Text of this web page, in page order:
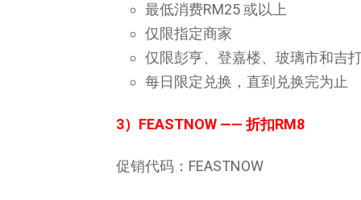
最低消费RM25 或以上
仅限指定商家
仅限彭亨、登嘉楼、玻璃市和吉
每日限定兑换，直到兑换完为止
3）FEASTNOW —— 折扣RM8
促销代码：FEASTNOW